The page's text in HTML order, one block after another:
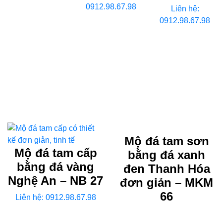
0912.98.67.98
Liên hệ:
0912.98.67.98
Mộ đá tam cấp
bằng đá vàng
Nghệ An – NB 27
Liên hệ: 0912.98.67.98
Mộ đá tam sơn
bằng đá xanh
đen Thanh Hóa
đơn giản – MKM
66